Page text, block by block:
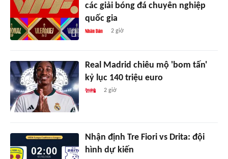
các giải bóng đá chuyên nghiệp
quốc gia
2 giờ
Real Madrid chiêu mộ 'bom tấn'
kỷ lục 140 triệu euro
2 giờ
Nhận định Tre Fiori vs Drita: đội
hình dự kiến